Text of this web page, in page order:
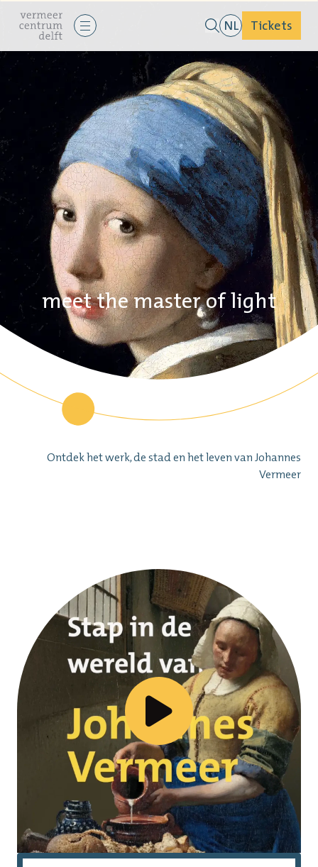
NL Tickets
meet the master of light
Ontdek het werk, de stad en het leven van Johannes
Vermeer